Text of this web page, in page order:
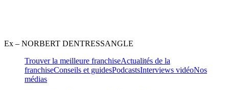
Ex – NORBERT DENTRESSANGLE
Trouver la meilleure franchiseActualités de la
franchiseConseils et guidesPodcastsInterviews vidéoNos
médias